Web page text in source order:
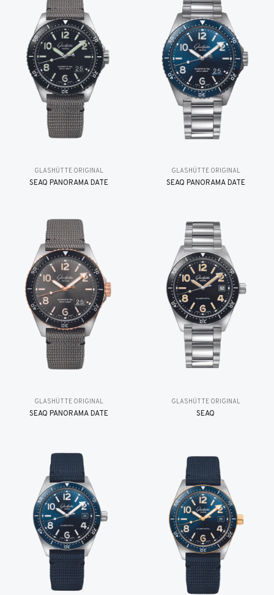
GLASHÜTTE ORIGINAL
SEAQ PANORAMA DATE
GLASHÜTTE ORIGINAL
SEAQ PANORAMA DATE
GLASHÜTTE ORIGINAL
SEAQ PANORAMA DATE
GLASHÜTTE ORIGINAL
SEAQ